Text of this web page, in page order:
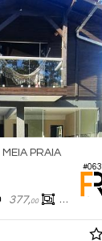
#063
MEIA PRAIA
377,00 110,